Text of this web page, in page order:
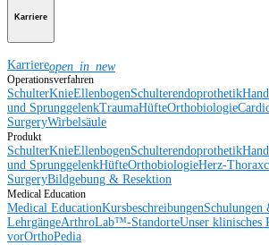
Karriere
Karriereopen_in_new
Operationsverfahren
SchulterKnieEllenbogenSchulterendoprothetik
und SprunggelenkTraumaHüfteOrthobiologie
SurgeryWirbelsäule
Produkt
SchulterKnieEllenbogenSchulterendoprothetik
und SprunggelenkHüfteOrthobiologieHerz-
SurgeryBildgebung & Resektion
Medical Education
Medical EducationKursbeschreibungenSchulungen
LehrgängeArthroLab™-StandorteUnser klinisches
vorOrthoPedia